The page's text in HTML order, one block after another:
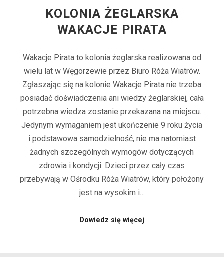
KOLONIA ŻEGLARSKA
WAKACJE PIRATA
Wakacje Pirata to kolonia żeglarska realizowana od
wielu lat w Węgorzewie przez Biuro Róża Wiatrów.
Zgłaszając się na kolonie Wakacje Pirata nie trzeba
posiadać doświadczenia ani wiedzy żeglarskiej, cała
potrzebna wiedza zostanie przekazana na miejscu.
Jedynym wymaganiem jest ukończenie 9 roku życia
i podstawowa samodzielność, nie ma natomiast
żadnych szczególnych wymogów dotyczących
zdrowia i kondycji. Dzieci przez cały czas
przebywają w Ośrodku Róża Wiatrów, który położony
jest na wysokim i…
Dowiedz się więcej